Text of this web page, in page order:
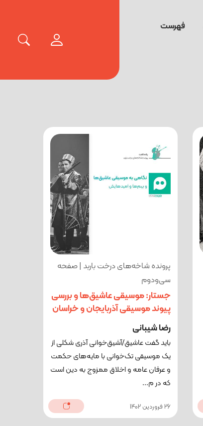
فهرست
پرونده شاخه‌های درخت باربد | صفحه
سی‌ودوم
جستار: موسیقی عاشیق‌ها و بررسی
پیوند موسیقی آذربایجان و خراسان
رضا شیبانی
باید گفت عاشیق/آشیق‌خوانی آذری شکلی از
یک موسیقی تک‌خوانی با مایه‌های حکمت
و عرفان عامه و اخلاق ممزوج به دین است
که در م...
26 فروردین 1402